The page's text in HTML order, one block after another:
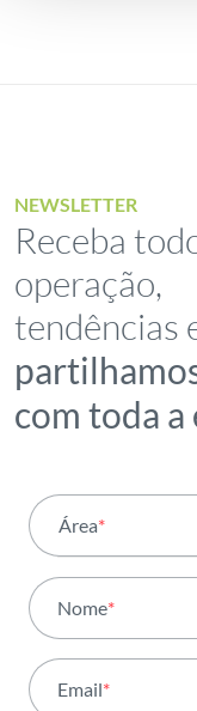
NEWSLETTER
Receba
operação,
tendências
com toda a
Área*
Atividade
Institucional
Nome*
Email*